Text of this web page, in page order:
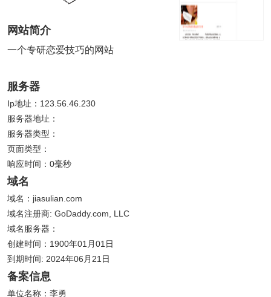
网站简介
一个专研恋爱技巧的网站
服务器
Ip地址：123.56.46.230
服务器地址：
服务器类型：
页面类型：
响应时间：0毫秒
域名
域名：jiasulian.com
域名注册商: GoDaddy.com, LLC
域名服务器：
创建时间：1900年01月01日
到期时间: 2024年06月21日
备案信息
单位名称：李勇